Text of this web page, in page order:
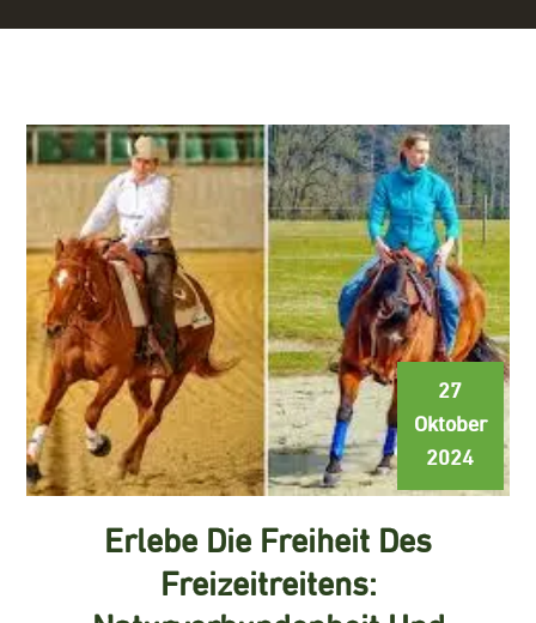
27
Oktober
2024
Erlebe Die Freiheit Des
Freizeitreitens: